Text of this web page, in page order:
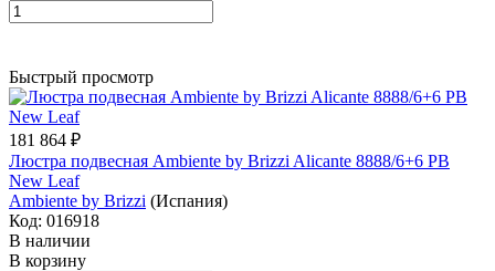
Быстрый просмотр
181 864 ₽
Люстра подвесная Ambiente by Brizzi Alicante 8888/6+6 PB
New Leaf
Ambiente by Brizzi (Испания)
Код: 016918
В наличии
В корзину